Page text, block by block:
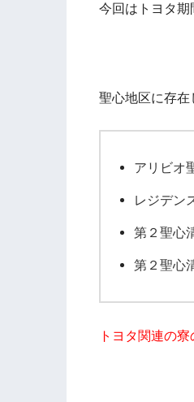
今回はトヨタ期
聖心地区に存在
アリビオ
レジデン
第２聖心
第２聖心
トヨタ関連の寮